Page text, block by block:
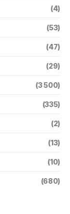
(4)
(53)
(47)
(29)
(3 500)
(335)
(2)
(13)
(10)
(680)